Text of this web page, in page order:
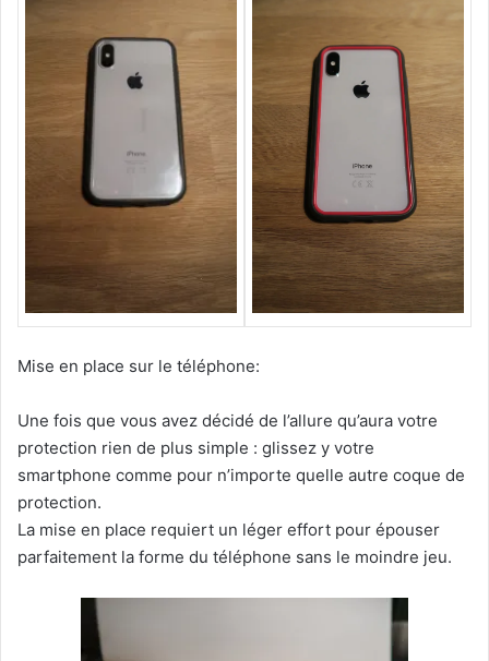
Mise en place sur le téléphone:
Une fois que vous avez décidé de l’allure qu’aura votre
protection rien de plus simple : glissez y votre
smartphone comme pour n’importe quelle autre coque de
protection.
La mise en place requiert un léger effort pour épouser
parfaitement la forme du téléphone sans le moindre jeu.